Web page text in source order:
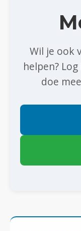
Wil je ook
helpen?
doe